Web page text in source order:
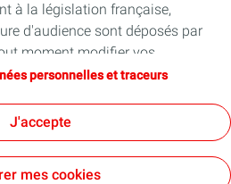
à la législation française,
d'audience sont déposés par
moment modifier vos
cliquant sur le bouton « Gérer
l’ensemble des cookies. Dans le
Je refuse », seuls les cookies
bon fonctionnement du site
personnelles et traceurs
J'accepte
mes cookies